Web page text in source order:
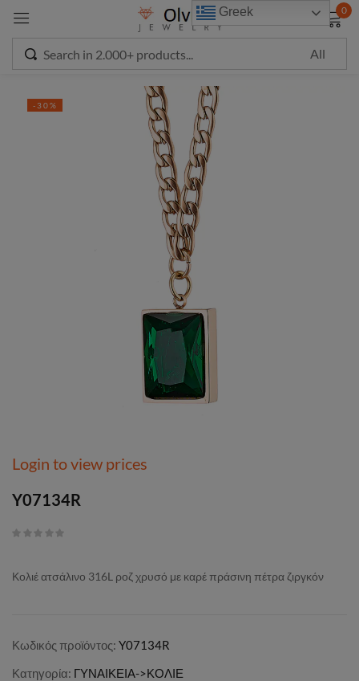
0
-30%
Login to view prices
Y07134R
Κολιέ ατσάλινο 316L ροζ χρυσό με καρέ πράσινη πέτρα ζιργκόν
Κωδικός προϊόντος: Y07134R
Κατηγορία: ΓΥΝΑΙΚΕΙΑ->ΚΟΛΙΕ
Greek
Sign in
LOG IN
CREATE AN ACCOUNT
modal-check